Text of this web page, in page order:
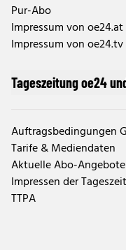
Pur-Abo
Impressum von oe24.at
Impressum von oe24.tv
Tageszeitung oe24 und
Auftragsbedingungen
Tarife & Mediendaten
Aktuelle Abo-
Impressen der
TTPA